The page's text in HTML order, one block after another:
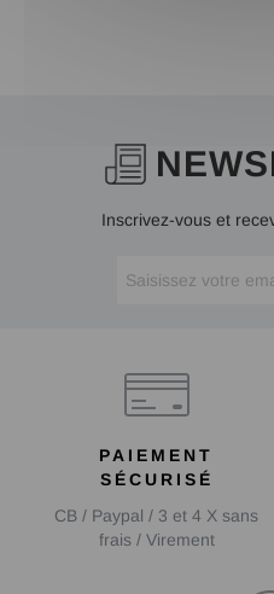
Inscrivez-vous et
PAIEMENT
SÉCURISÉ
CB / Paypal / 3 et 4 X sans
frais / Virement